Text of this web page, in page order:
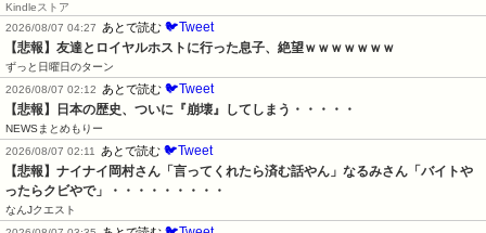
Kindleストア
2026/08/07 04:27
あとで読む 🐦Tweet
【悲報】友達とロイヤルホストに行った息子、絶望ｗｗｗｗｗｗｗ
ずっと日曜日のターン
2026/08/07 02:12
あとで読む 🐦Tweet
【悲報】日本の歴史、ついに『崩壊』してしまう・・・・・
NEWSまとめもりー
2026/08/07 02:11
あとで読む 🐦Tweet
【悲報】ナイナイ岡村さん「言ってくれたら済む話やん」なるみさん「バイトや
ったらクビやで」・・・・・・・・・
なんJクエスト